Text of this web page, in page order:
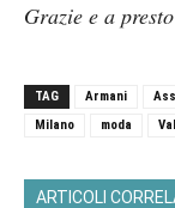
Grazie e a
TAG Armani
Milano
moda
ARTICOLI